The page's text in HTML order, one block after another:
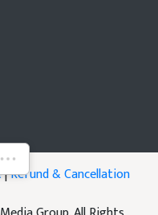
|Refund & Cancellation